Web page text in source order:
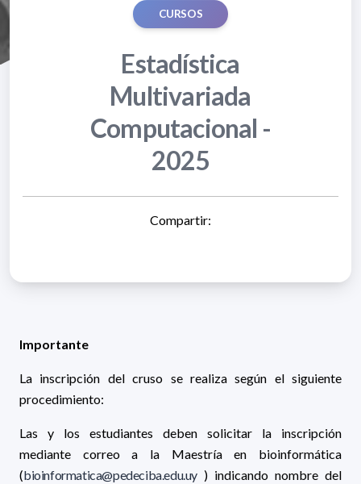
CURSOS
Estadística
Multivariada
Computacional -
2025
Compartir:
Importante
La inscripción del cruso se realiza según el siguiente
procedimiento:
Las y los estudiantes deben solicitar la inscripción
mediante correo a la Maestría en bioinformática
(bioinformatica@pedeciba.edu.uy ) indicando nombre del